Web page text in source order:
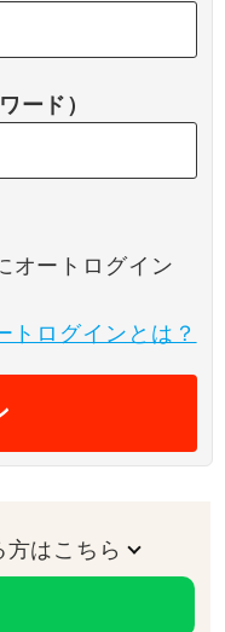
ード）
オートログイン
トログインとは？
はこちら